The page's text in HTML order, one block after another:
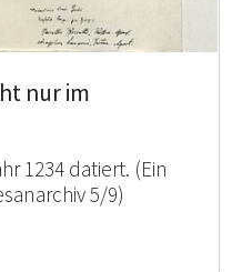
nur im
1234 datiert. (Ein
5/9)